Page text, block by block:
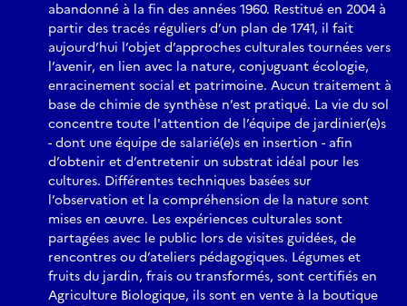
abandonné à la fin des années 1960. Restitué en 2004 à
partir des tracés réguliers d’un plan de 1741, il fait
aujourd’hui l’objet d’approches culturales tournées vers
l’avenir, en lien avec la nature, conjuguant écologie,
enracinement social et patrimoine. Aucun traitement à
base de chimie de synthèse n’est pratiqué. La vie du sol
concentre toute l'attention de l’équipe de jardinier(e)s
- dont une équipe de salarié(e)s en insertion - afin
d’obtenir et d’entretenir un substrat idéal pour les
cultures. Différentes techniques basées sur
l’observation et la compréhension de la nature sont
mises en œuvre. Les expériences culturales sont
partagées avec le public lors de visites guidées, de
rencontres ou d’ateliers pédagogiques. Légumes et
fruits du jardin, frais ou transformés, sont certifiés en
Agriculture Biologique, ils sont en vente à la boutique